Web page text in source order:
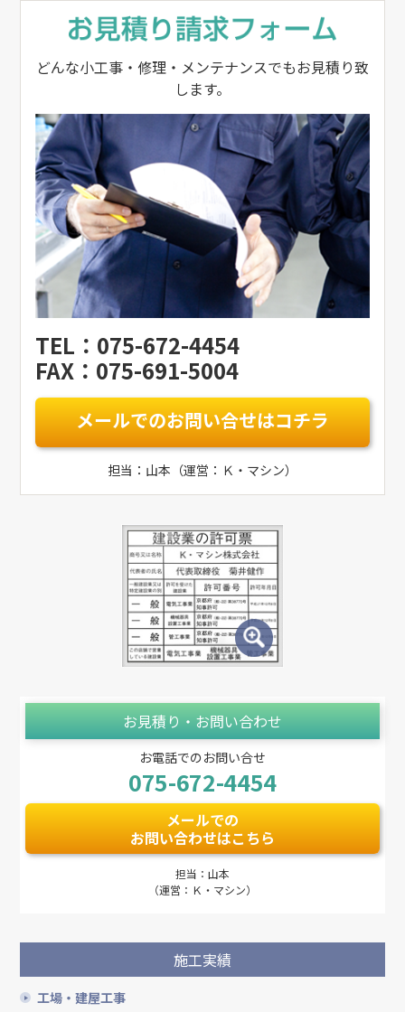
どんな小工事・修理・メンテナンスでもお見積り致
します。
TEL：075-672-4454
FAX：075-691-5004
メールでのお問い合せはコチラ
担当：山本（運営：Ｋ・マシン）
お見積り・お問い合わせ
お電話でのお問い合せ
075-672-4454
メールでの
お問い合わせはこちら
担当：山本
（運営：Ｋ・マシン）
施工実績
工場・建屋工事